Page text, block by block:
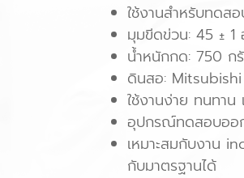
ใช้งานสำหรับทดส
มุมขีดข่วน: 45 ± 1
น้ำหนักกด: 750 ก
ดินสอ:
ใช้งานง่าย ทนทา
อุปกรณ์ทดสอบออ
เหมาะสมกับงาน
กับมาตรฐานได้